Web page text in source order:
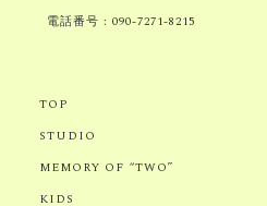
電話番号 :090-7271-8215
TOP
STUDIO
MEMORY OF “TWO”
KIDS